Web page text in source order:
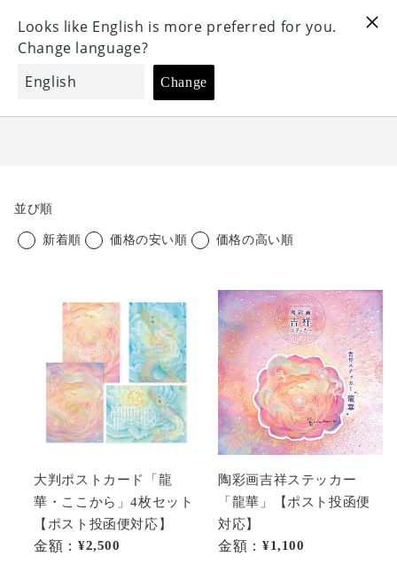
に
唯一無二の芸術 "陶彩画" 販売サイト
並び順
新着順 価格の安い順 価格の高い順
ス
ト
ー
「龍
華・
こ
こ
大判ポストカード「龍
華・ここから」4枚セット
【ポスト投函便対応】
金額： 通常価格
¥2,500
陶
彩
画
吉
祥
ス
テ
ッ
カ
ー
「龍
華」
陶彩画吉祥ステッカー
「龍華」【ポスト投函便
対応】
金額： 通常価格
¥1,100